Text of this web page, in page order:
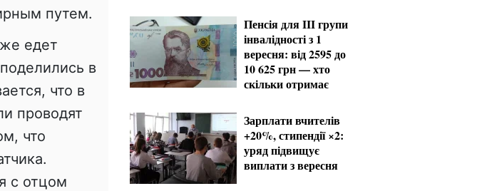
путем.
едет
в
что в
проводят
что
с отцом
Пенсія для III групи
інвалідності з 1
вересня: від 2595 до
10 625 грн — хто
скільки отримає
Зарплати вчителів
+20%, стипендії ×2:
уряд підвищує
виплати з вересня